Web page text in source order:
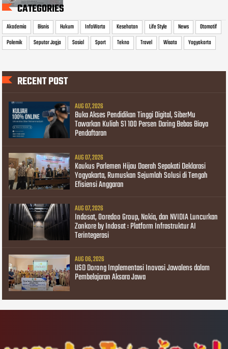
CATEGORIES
Akademia Bisnis Hukum InfoWarta Kesehatan Life Style News
Otomotif
Polemik
Seputar Jogja Sosial Sport Tekno Travel Wisata Yogyakarta
RECENT POST
AUG 07, 2026
Buka Akses Pendidikan Tinggi Digital, SiberMu
Tawarkan Kuliah S1 100 Persen Daring Bebas Biaya
Pendaftaran
AUG 07, 2026
Kaukus Parlemen Hijau Daerah Sepakati Deklarasi
Yogyakarta, Rumuskan Sejumlah Solusi di Tengah
Efisiensi Anggaran
AUG 07, 2026
Indosat, Ooredoo Group, Nokia, dan NVIDIA Luncurkan
Zankore by Indosat : Platform Infrastruktur AI
Terintegerasi
AUG 06, 2026
USD Dorong Implementasi Inovasi Jawalens dalam
Pembelajaran Aksara Jawa